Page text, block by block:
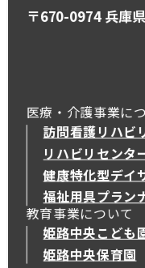
〒670-0974 兵庫
医療・介護事業に
訪問看護リハビ
リハビリセンタ
健康特化型デイ
健康特化型デイ
福祉用具プラン
教育事業について
姫路中央こども
姫路中央保育園